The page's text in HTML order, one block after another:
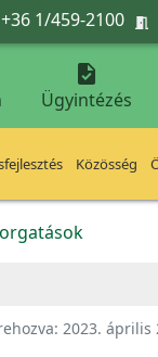
1/459-2100 

Ügyintézés
Közösség
2023. április